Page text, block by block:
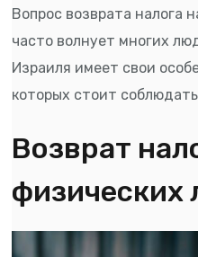
Вопрос возврата налога
часто волнует многих
Израиля имеет свои
которых стоит
Возврат
физических